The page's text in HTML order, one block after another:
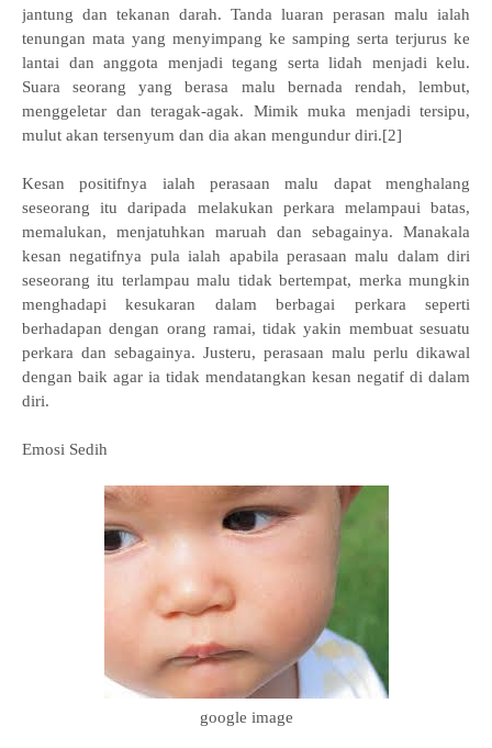
jantung dan tekanan darah. Tanda luaran perasan malu ialah
tenungan mata yang menyimpang ke samping serta terjurus ke
lantai dan anggota menjadi tegang serta lidah menjadi kelu.
Suara seorang yang berasa malu bernada rendah, lembut,
menggeletar dan teragak-agak. Mimik muka menjadi tersipu,
mulut akan tersenyum dan dia akan mengundur diri.[2]
Kesan positifnya ialah perasaan malu dapat menghalang
seseorang itu daripada melakukan perkara melampaui batas,
memalukan, menjatuhkan maruah dan sebagainya. Manakala
kesan negatifnya pula ialah apabila perasaan malu dalam diri
seseorang itu terlampau malu tidak bertempat, merka mungkin
menghadapi kesukaran dalam berbagai perkara seperti
berhadapan dengan orang ramai, tidak yakin membuat sesuatu
perkara dan sebagainya. Justeru, perasaan malu perlu dikawal
dengan baik agar ia tidak mendatangkan kesan negatif di dalam
diri.
Emosi Sedih
google image